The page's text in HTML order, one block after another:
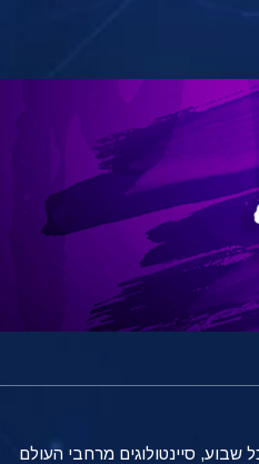
סיינטולוגים מרחבי העולם